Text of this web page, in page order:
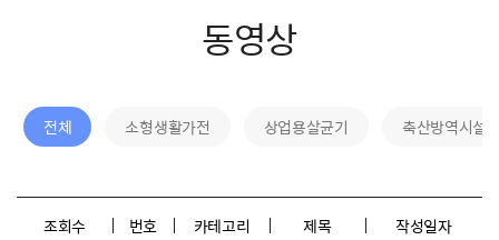
동영상
전체 소형생활가전 상업용살균기 축산방역시설
조회수 번호 카테고리 제목 작성일자